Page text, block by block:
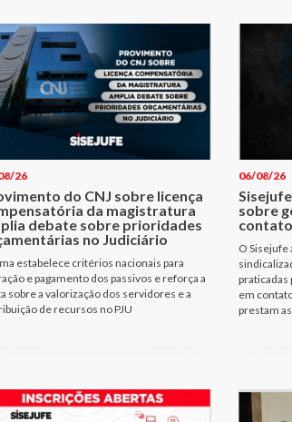
26
do CNJ sobre licença
da magistratura
debate sobre prioridades
no Judiciário
estabelece critérios nacionais para
e pagamento dos passivos e reforça a
sobre a valorização dos servidores e a
de recursos no PJU
06/08/26
sobre
O Sisejufe
em
prestam